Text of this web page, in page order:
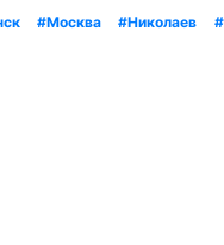
#Москва #Николаев